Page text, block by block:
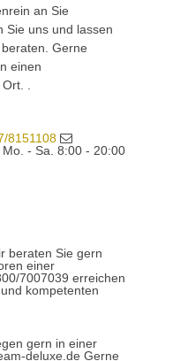
an Sie
Sie uns und lassen
Gerne
einen
.
8151108
Mo. - Sa. 8:00 - 20:00
beraten Sie gern
einer
7007039 erreichen
kompetenten
gern in einer
deluxe.de Gerne